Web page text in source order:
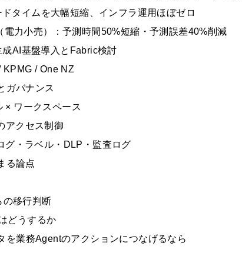
タイムを大幅短縮、インフラ運用ほぼゼロ
電力小売）：予測時間50%短縮・予測誤差40%削減
AI基盤導入とFabric検討
/ One NZ
ガバナンス
× ワークスペース
アクセス制御
グ・ラベル・DLP・監査ログ
る論点
の移行判断
どうするか
を業務Agentのアクションにつなげるなら